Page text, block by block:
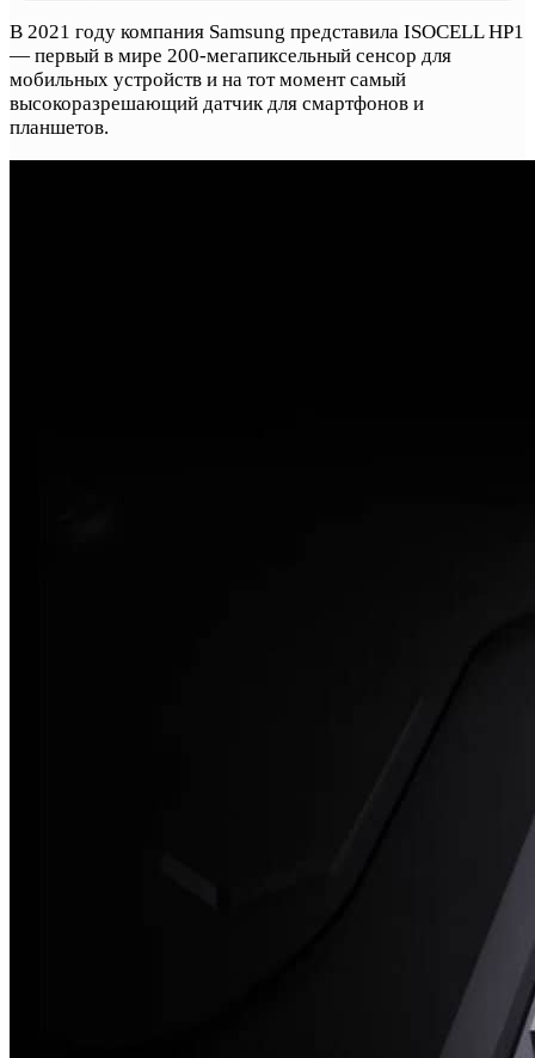
В 2021 году компания Samsung представила ISOCELL HP1
— первый в мире 200-мегапиксельный сенсор для
мобильных устройств и на тот момент самый
высокоразрешающий датчик для смартфонов и
планшетов.